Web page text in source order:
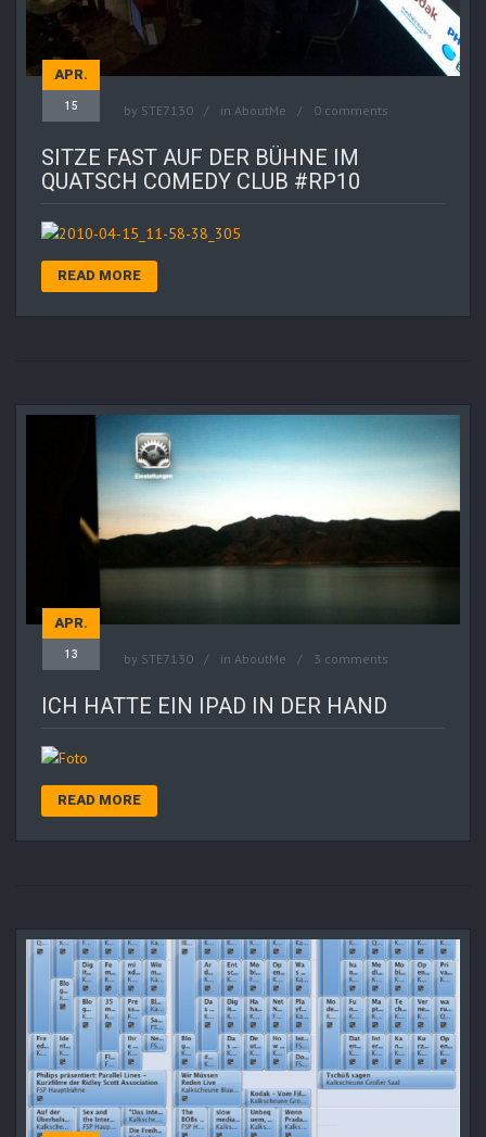
APR.
15 by STE7130 in AboutMe 0 comments
SITZE FAST AUF DER BÜHNE IM
QUATSCH COMEDY CLUB #RP10
READ MORE
APR.
13 by STE7130 in AboutMe 3 comments
ICH HATTE EIN IPAD IN DER HAND
READ MORE